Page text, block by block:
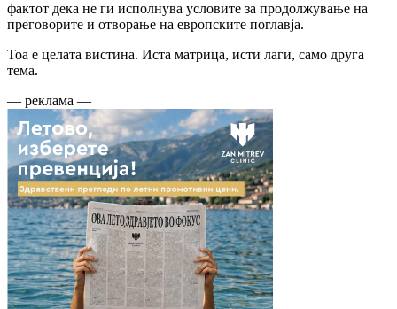
фактот дека не ги исполнува условите за продолжување на
преговорите и отворање на европските поглавја.
Тоа е целата вистина. Иста матрица, исти лаги, само друга
тема.
— реклама —